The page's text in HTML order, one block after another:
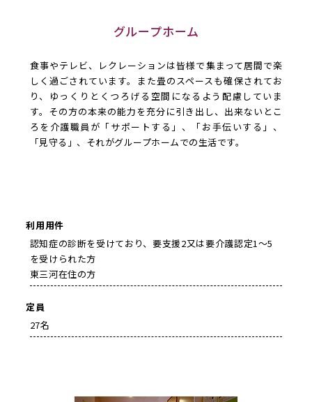
グループホーム
食事やテレビ、レクレーションは皆様で集まって居間で楽
しく過ごされています。また畳のスペースも確保されてお
り、ゆっくりとくつろげる空間になるよう配慮していま
す。その方の本来の能力を充分に引き出し、出来ないとこ
ろを介護職員が「サポートする」、「お手伝いする」、
「見守る」、それがグループホームでの生活です。
利用用件
認知症の診断を受けており、要支援2又は要介護認定1～5
を受けられた方
東三河在住の方
定員
27名